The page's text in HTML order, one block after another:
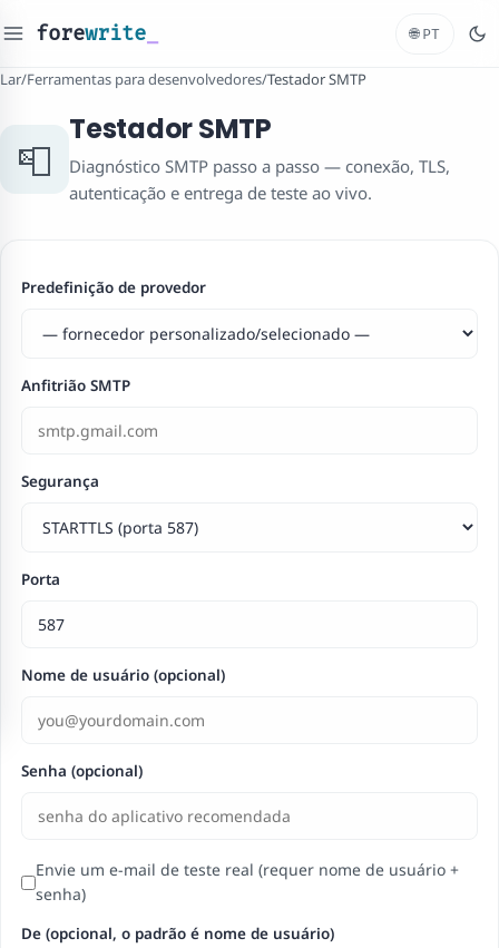
forewrite 🌐 PT
Lar/Ferramentas para desenvolvedores/Testador SMTP
📮
Testador SMTP
Diagnóstico SMTP passo a passo — conexão, TLS,
autenticação e entrega de teste ao vivo.
Predefinição de provedor
Anfitrião SMTP
Segurança
Porta
Nome de usuário (opcional)
Senha (opcional)
Envie um e-mail de teste real (requer nome de usuário +
senha)
De (opcional, o padrão é nome de usuário)